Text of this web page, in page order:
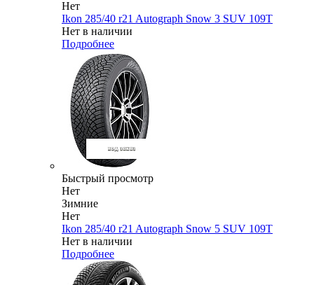
Нет
Ikon 285/40 r21 Autograph Snow 3 SUV 109T
Нет в наличии
Подробнее
Быстрый просмотр
Нет
Зимние
Нет
Ikon 285/40 r21 Autograph Snow 5 SUV 109T
Нет в наличии
Подробнее